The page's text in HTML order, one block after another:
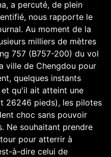
a percuté, de plein
nous rapporte le
Au moment de la
milliers de mètres
757 (B757-200) du vol
ville de Chengdou pour
quelques instants
qu'il ait atteint une
26246 pieds), les pilotes
choc sans pouvoir
Ne souhaitant prendre
pour atterrir à
à-dire celui de